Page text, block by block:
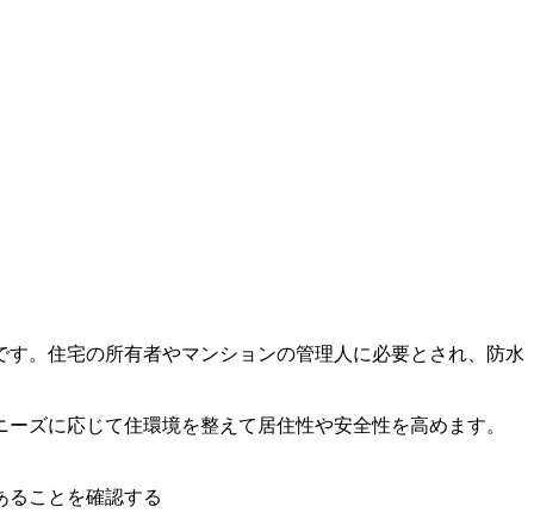
。住宅の所有者やマンションの管理人に必要とされ、防水
ズに応じて住環境を整えて居住性や安全性を高めます。
ることを確認する